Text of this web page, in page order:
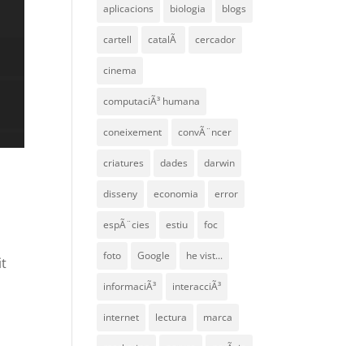
aplicacions biologia blogs
cartell catalÃ cercador
cinema
computaciÃ³ humana
coneixement convÃ¨ncer
criatures dades darwin
disseny economia error
espÃ¨cies estiu foc
foto Google he vist...
informaciÃ³ interacciÃ³
internet lectura marca